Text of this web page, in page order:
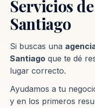
Proceso
Contacto
Servicios
Santiago
Si buscas una
Santiago que te dé
lugar correcto.
Ayudamos a tu
y en los primeros